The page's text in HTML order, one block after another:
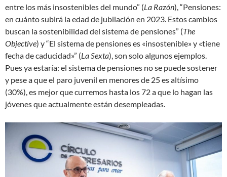
entre los más insostenibles del mundo” (La Razón), “Pensiones:
en cuánto subirá la edad de jubilación en 2023. Estos cambios
buscan la sostenibilidad del sistema de pensiones” (The
Objective) y “El sistema de pensiones es «insostenible» y «tiene
fecha de caducidad»” (La Sexta), son solo algunos ejemplos.
Pues ya estaría: el sistema de pensiones no se puede sostener
y pese a que el paro juvenil en menores de 25 es altísimo
(30%), es mejor que curremos hasta los 72 a que lo hagan las
jóvenes que actualmente están desempleadas.